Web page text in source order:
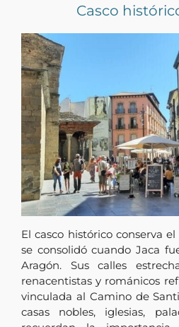
Casco
El casco histórico conserva
se consolidó cuando Jaca
Aragón. Sus calles
renacentistas y románicos
vinculada al Camino de
casas nobles, iglesias,